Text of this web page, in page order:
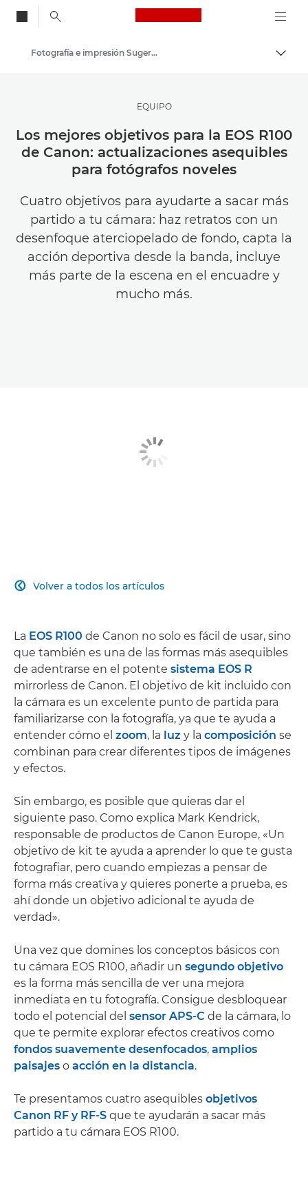
Canon Logo, back
Inspírate | Sugerencias de fotografía e impresión y guías para compradores
Fotografía e impresión Sugerencias y técnicas
EQUIPO
Los mejores objetivos para la EOS R100
de Canon: actualizaciones asequibles
para fotógrafos noveles
Cuatro objetivos para ayudarte a sacar más
partido a tu cámara: haz retratos con un
desenfoque aterciopelado de fondo, capta la
acción deportiva desde la banda, incluye
más parte de la escena en el encuadre y
mucho más.
Volver a todos los artículos

La EOS R100 de Canon no solo es fácil de usar, sino
que también es una de las formas más asequibles
de adentrarse en el potente sistema EOS R
mirrorless de Canon. El objetivo de kit incluido con
la cámara es un excelente punto de partida para
familiarizarse con la fotografía, ya que te ayuda a
entender cómo el zoom, la luz y la composición se
combinan para crear diferentes tipos de imágenes
y efectos.
Sin embargo, es posible que quieras dar el
siguiente paso. Como explica Mark Kendrick,
responsable de productos de Canon Europe, «Un
objetivo de kit te ayuda a aprender lo que te gusta
fotografiar, pero cuando empiezas a pensar de
forma más creativa y quieres ponerte a prueba, es
ahí donde un objetivo adicional te ayuda de
verdad».
Una vez que domines los conceptos básicos con
tu cámara EOS R100, añadir un segundo objetivo
es la forma más sencilla de ver una mejora
inmediata en tu fotografía. Consigue desbloquear
todo el potencial del sensor APS-C de la cámara, lo
que te permite explorar efectos creativos como
fondos suavemente desenfocados, amplios
paisajes o acción en la distancia.
Te presentamos cuatro asequibles objetivos
Canon RF y RF-S que te ayudarán a sacar más
partido a tu cámara EOS R100.